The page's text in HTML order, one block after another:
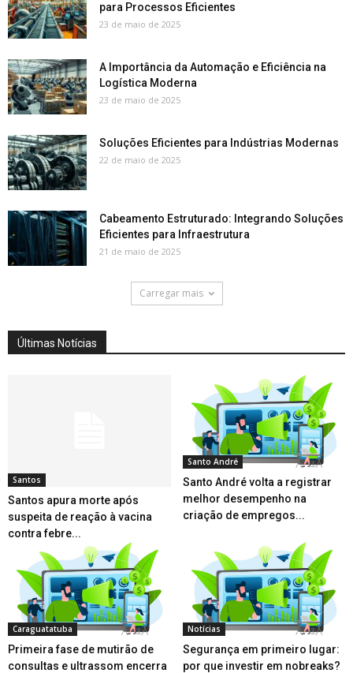
para Processos Eficientes
23 de maio de 2025
A Importância da Automação e Eficiência na
Logística Moderna
23 de maio de 2025
Soluções Eficientes para Indústrias Modernas
22 de maio de 2025
Cabeamento Estruturado: Integrando Soluções
Eficientes para Infraestrutura
21 de maio de 2025
Carregar mais
Últimas Notícias
Santos
Santos apura morte após
suspeita de reação à vacina
contra febre...
Santo André
Santo André volta a registrar
melhor desempenho na
criação de empregos...
Caraguatatuba
Primeira fase de mutirão de
consultas e ultrassom encerra
Notícias
Segurança em primeiro lugar:
por que investir em nobreaks?